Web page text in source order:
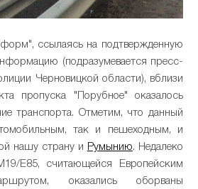
ссылаясь на подтвержденную
(подразумевается пресс-
Черновицкой области), вблизи
пропуска "Порубное" оказалось
транспорта. Отметим, что данный
так и пешеходным, и
нашу страну и Румынию. Недалеко
E85, считающейся Европейским
оказались оборваны